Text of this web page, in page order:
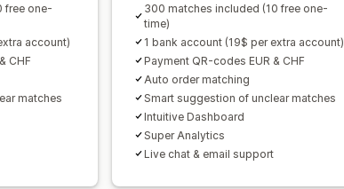
free one-
account)
CHF
matches
300 matches included (10 free one-
time)
1 bank account (19$ per extra account)
Payment QR-codes EUR & CHF
Auto order matching
Smart suggestion of unclear matches
Intuitive Dashboard
Super Analytics
Live chat & email support